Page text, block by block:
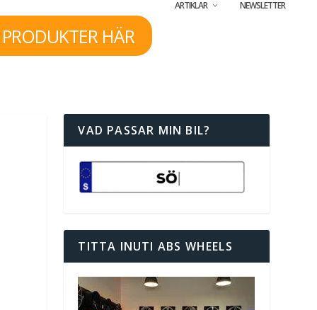
HÄR
ARTIKLAR NEWSLETTER
VAD PASSAR MIN BIL?
TITTA INUTI ABS WHEELS